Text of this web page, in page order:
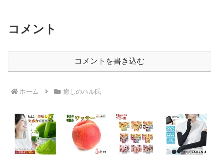
コメント
コメントを書き込む
ホーム 癒しのハル氏